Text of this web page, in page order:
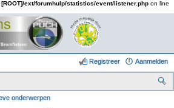
[ROOT]/ext/forumhulp/statistics/event/listener.php on line
Aanmelden
Registreer
onderwerpen